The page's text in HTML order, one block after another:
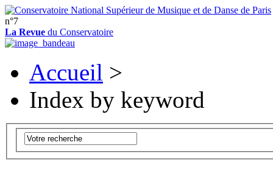
n°7
La Revue du Conservatoire
Accueil >
Index by keyword